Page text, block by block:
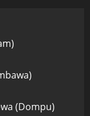
(Dompu)